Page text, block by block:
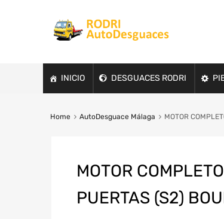
INICIO DESGUACES RODRI
Home AutoDesguace Málaga MOTOR
MOTOR
PUERTAS (S2)